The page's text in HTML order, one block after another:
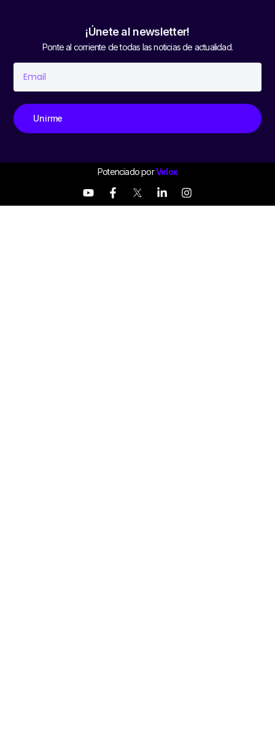
¡Únete al newsletter!
Ponte al corriente de todas las noticias de actualidad.
Unirme
Potenciado porVelox